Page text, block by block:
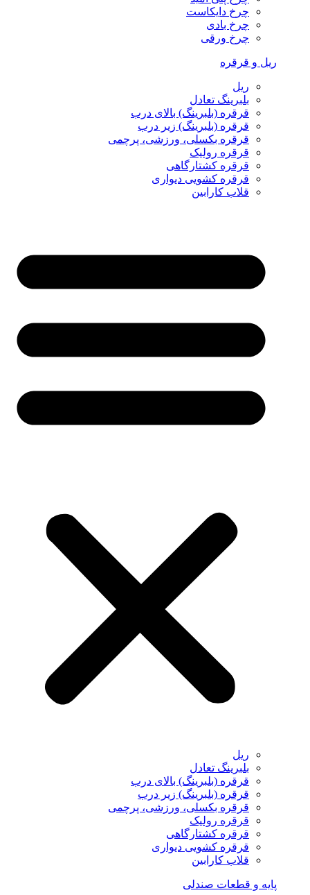
چرخ دایکاست
چرخ بادی
چرخ ورقی
ریل و قرقره
ریل
بلبرینگ تعادل
قرقره (بلبرینگ) بالای درب
قرقره (بلبرینگ) زیر درب
قرقره بکسلی، ورزشی، پرچمی
قرقره رولیک
قرقره کشتارگاهی
قرقره کشویی دیواری
قلاب کارابین
ریل
بلبرینگ تعادل
قرقره (بلبرینگ) بالای درب
قرقره (بلبرینگ) زیر درب
قرقره بکسلی، ورزشی، پرچمی
قرقره رولیک
قرقره کشتارگاهی
قرقره کشویی دیواری
قلاب کارابین
پایه و قطعات صندلی